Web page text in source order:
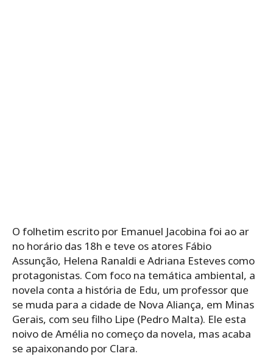
O folhetim escrito por Emanuel Jacobina foi ao ar
no horário das 18h e teve os atores Fábio
Assunção, Helena Ranaldi e Adriana Esteves como
protagonistas. Com foco na temática ambiental, a
novela conta a história de Edu, um professor que
se muda para a cidade de Nova Aliança, em Minas
Gerais, com seu filho Lipe (Pedro Malta). Ele esta
noivo de Amélia no começo da novela, mas acaba
se apaixonando por Clara.